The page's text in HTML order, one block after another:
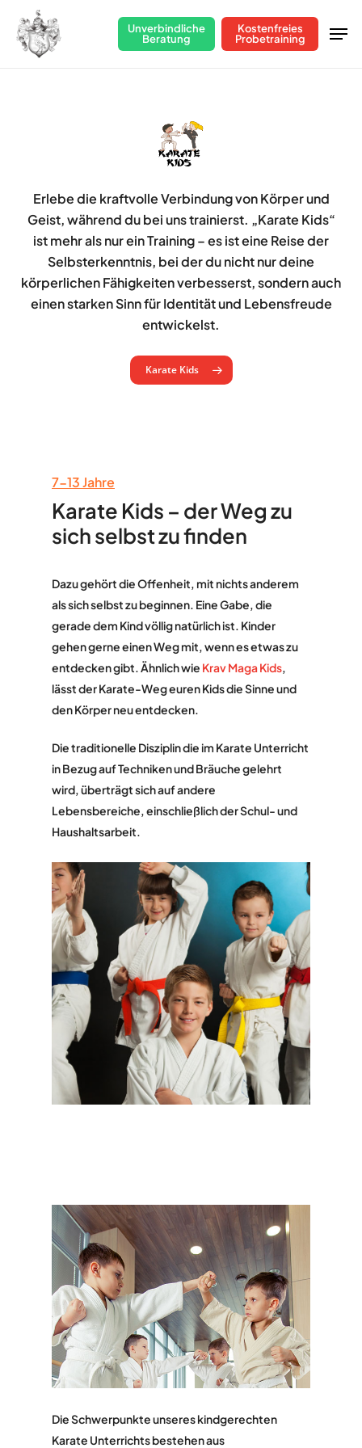
main
Unverbindliche
Beratung
Kostenfreies
Probetraining
Erlebe die kraftvolle Verbindung von Körper und
Geist, während du bei uns trainierst. „Karate Kids“
ist mehr als nur ein Training – es ist eine Reise der
Selbsterkenntnis, bei der du nicht nur deine
körperlichen Fähigkeiten verbesserst, sondern auch
einen starken Sinn für Identität und Lebensfreude
entwickelst.
Karate Kids
7-13 Jahre
Karate Kids – der Weg zu
sich selbst zu finden
Dazu gehört die Offenheit, mit nichts anderem
als sich selbst zu beginnen. Eine Gabe, die
gerade dem Kind völlig natürlich ist. Kinder
gehen gerne einen Weg mit, wenn es etwas zu
entdecken gibt. Ähnlich wie Krav Maga Kids
lässt der Karate-Weg euren Kids die Sinne und
den Körper neu entdecken.
Die traditionelle Disziplin die im Karate Unterricht
in Bezug auf Techniken und Bräuche gelehrt
wird, überträgt sich auf andere
Lebensbereiche, einschließlich der Schul- und
Haushaltsarbeit.
Die Schwerpunkte unseres kindgerechten
Karate Unterrichts bestehen aus